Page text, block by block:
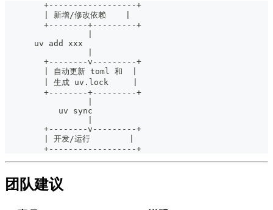
        +------------------+
        | 新增/修改依赖    |
        +--------+---------+
      uv add xxx
        +--------v---------+
        | 自动更新 toml 和  |
        | 生成 uv.lock     |
        +--------+---------+
           uv sync
        +--------v---------+
        | 开发/运行        |
        +------------------+
团队建议